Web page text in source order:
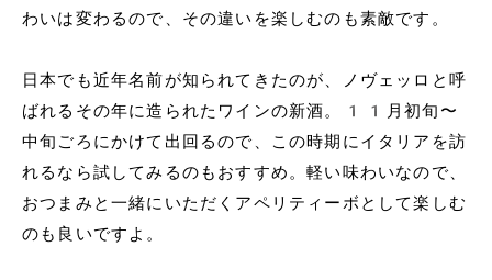
わいは変わるので、その違いを楽しむのも素敵です。
日本でも近年名前が知られてきたのが、ノヴェッロと呼
ばれるその年に造られたワインの新酒。11月初旬〜
中旬ごろにかけて出回るので、この時期にイタリアを訪
れるなら試してみるのもおすすめ。軽い味わいなので、
おつまみと一緒にいただくアペリティーボとして楽しむ
のも良いですよ。